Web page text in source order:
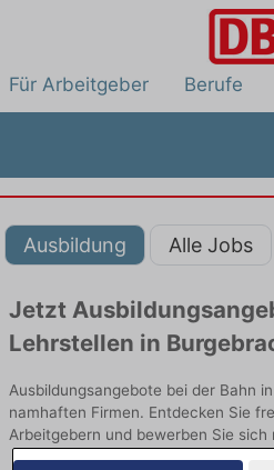
Für Arbeitgeber Berufe
Ausbildung Alle Jobs
Jetzt
Lehrstellen in
Ausbildungsangebote bei der Bahn
namhaften Firmen. Entdecken Sie
Arbeitgebern und bewerben Sie sich